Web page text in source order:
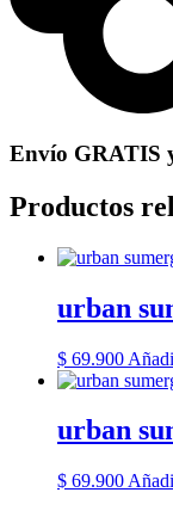
Envío GRATIS
Productos
urban
$ 69.900
urban
$ 69.900